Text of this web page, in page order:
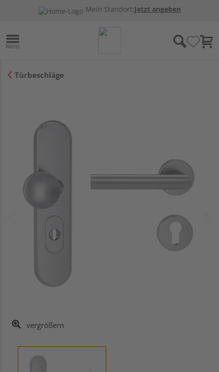
Mein Standort:Jetzt angeben
Türbeschläge
vergrößern